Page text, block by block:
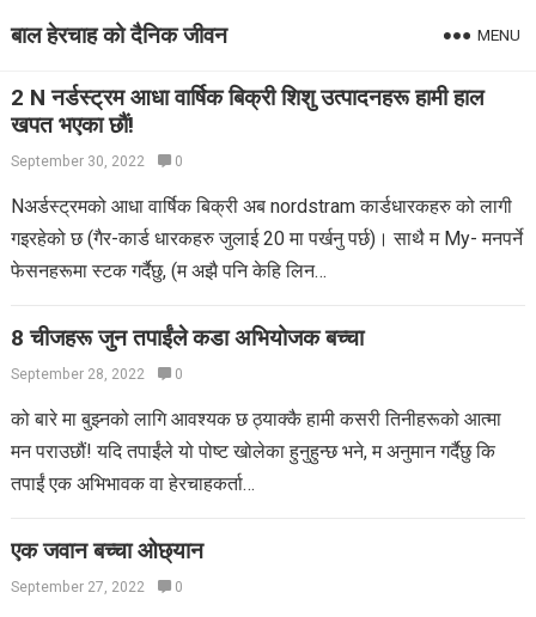
बाल हेरचाह को दैनिक जीवन MENU
2 N नर्डस्ट्रम आधा वार्षिक बिक्री शिशु उत्पादनहरू हामी हाल
खपत भएका छौं!
September 30, 2022 0
Nअर्डस्ट्रमको आधा वार्षिक बिक्री अब nordstram कार्डधारकहरु को लागी
गइरहेको छ (गैर-कार्ड धारकहरु जुलाई 20 मा पर्खनु पर्छ)। साथै म My- मनपर्ने
फेसनहरूमा स्टक गर्दैछु, (म अझै पनि केहि लिन…
8 चीजहरू जुन तपाईंले कडा अभियोजक बच्चा
September 28, 2022 0
को बारे मा बुझ्नको लागि आवश्यक छ ठ्याक्कै हामी कसरी तिनीहरूको आत्मा
मन पराउछौं! यदि तपाईंले यो पोष्ट खोलेका हुनुहुन्छ भने, म अनुमान गर्दैछु कि
तपाईं एक अभिभावक वा हेरचाहकर्ता…
एक जवान बच्चा ओछ्यान
September 27, 2022 0